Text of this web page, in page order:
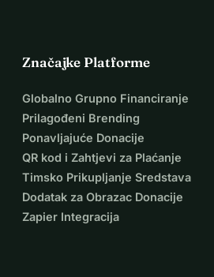
Značajke Platforme
Globalno Grupno Financiranje
Prilagođeni Brending
Ponavljajuće Donacije
QR kod i Zahtjevi za Plaćanje
Timsko Prikupljanje Sredstava
Dodatak za Obrazac Donacije
Zapier Integracija